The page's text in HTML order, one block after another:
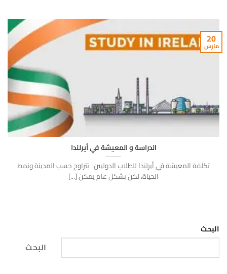
الدراسة و المعيشة في أيرلندا
تكلفة المعيشة في أيرلندا للطلاب الدوليين: تتراوح حسب المدينة ونمط
الحياة، لكن بشكل عام يمكن [...]
20
مارس
البحث
البحث